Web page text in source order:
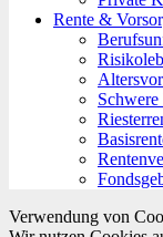
Rente &
Verwendung von